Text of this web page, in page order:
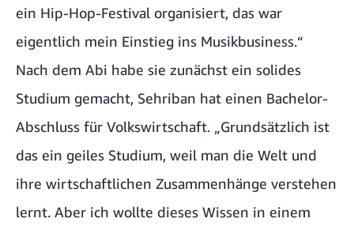
ein Hip-Hop-Festival organisiert, das war
eigentlich mein Einstieg ins Musikbusiness.“
Nach dem Abi habe sie zunächst ein solides
Studium gemacht, Sehriban hat einen Bachelor-
Abschluss für Volkswirtschaft. „Grundsätzlich ist
das ein geiles Studium, weil man die Welt und
ihre wirtschaftlichen Zusammenhänge verstehen
lernt. Aber ich wollte dieses Wissen in einem